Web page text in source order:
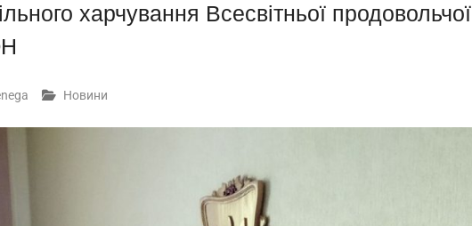
харчування Всесвітньої продовольчої
Новини